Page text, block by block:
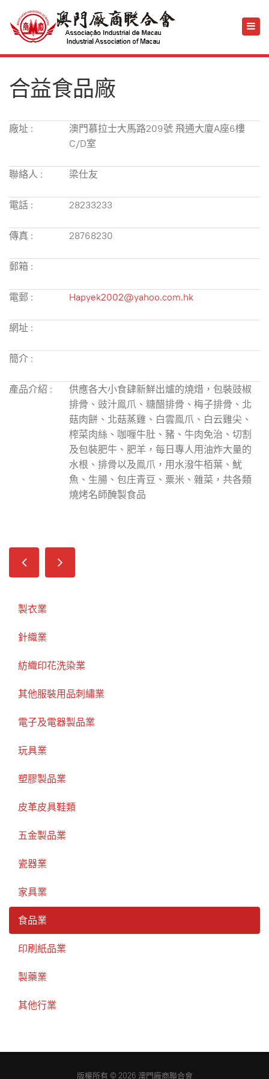
合益食品廠
廠址 :
澳門慕拉士大馬路209號 飛通大廈A座6樓
C/D室
聯絡人 : 梁仕友
電話 : 28233233
傳真 : 28768230
郵箱 :
電郵 : Hapyek2002@yahoo.com.hk
網址 :
簡介 :
產品介紹 :
供應各大小食肆新鮮出爐的燒焟，包裝豉椒
排骨、豉汁鳯爪、糖醋排骨、梅子排骨、北
菇肉餅、北菇蒸雞、白雲鳯爪、白云雞尖、
榨菜肉絲、咖喱牛肚、豬、牛肉免治、切割
及包裝肥牛、肥羊，每日專人用油炸大量的
水根、排骨以及鳯爪，用水潑牛栢葉、魷
魚、生腸、包庄青豆、粟米、雜菜，共各類
燒烤名師醃製食品
製衣業
針織業
紡織印花洗染業
其他服裝用品刺繡業
電子及電器製品業
玩具業
塑膠製品業
皮革皮具鞋類
五金製品業
瓷器業
家具業
食品業
印刷紙品業
製藥業
其他行業
版權所有 © 2026 澳門廠商聯合會